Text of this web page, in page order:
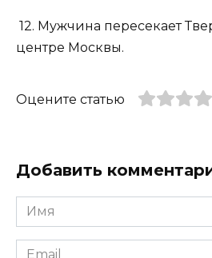
12. Мужчина пересекает
центре Москвы.
Оцените статью
Добавить
Имя
*
Email